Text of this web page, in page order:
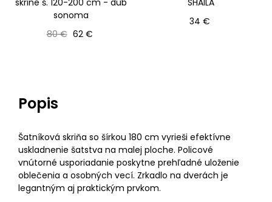
skrine š. 120-200 cm - dub
sonoma
Bežná cena
80 € Cena
62 €
SHAILA
Cena
34 €
Popis
Šatníková skriňa so šírkou 180 cm vyrieši efektívne
uskladnenie šatstva na malej ploche. Policové
vnútorné usporiadanie poskytne prehľadné uloženie
oblečenia a osobných vecí. Zrkadlo na dverách je
legantným aj praktickým prvkom.